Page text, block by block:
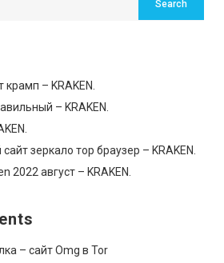
– KRAKEN.
– KRAKEN.
зеркало тор браузер – KRAKEN.
2022 август – KRAKEN.
– сайт Omg в Tor